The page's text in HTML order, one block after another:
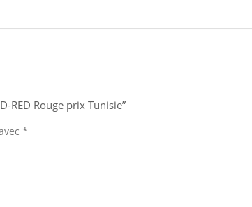
RED Rouge prix Tunisie”
*